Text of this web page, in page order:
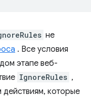
не
. Все условия
этапе веб-
IgnoreRules ,
действиям, которые